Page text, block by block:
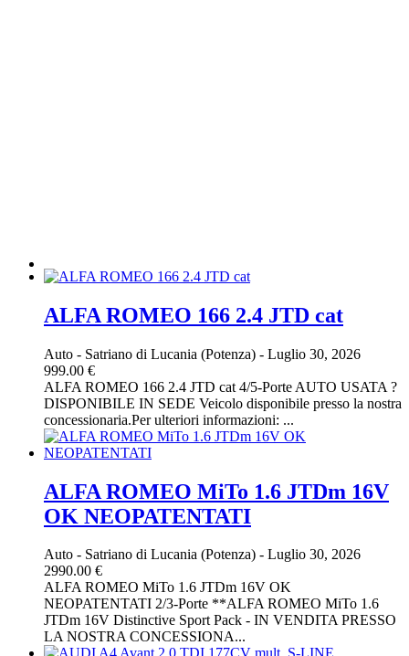
ALFA ROMEO 166 2.4 JTD cat
Auto - Satriano di Lucania (Potenza) - Luglio 30, 2026
999.00 €
ALFA ROMEO 166 2.4 JTD cat 4/5-Porte AUTO USATA ?
DISPONIBILE IN SEDE Veicolo disponibile presso la nostra
concessionaria.Per ulteriori informazioni: ...
ALFA ROMEO MiTo 1.6 JTDm 16V
OK NEOPATENTATI
Auto - Satriano di Lucania (Potenza) - Luglio 30, 2026
2990.00 €
ALFA ROMEO MiTo 1.6 JTDm 16V OK
NEOPATENTATI 2/3-Porte **ALFA ROMEO MiTo 1.6
JTDm 16V Distinctive Sport Pack - IN VENDITA PRESSO
LA NOSTRA CONCESSIONA...